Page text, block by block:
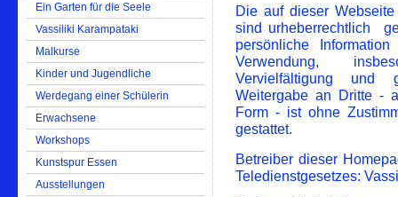
Ein Garten für die Seele
Vassiliki Karampataki
Malkurse
Kinder und Jugendliche
Werdegang einer Schülerin
Erwachsene
Workshops
Kunstspur Essen
Ausstellungen
Die auf dieser
sind urheberrechtlich
persönliche
Verwendung,
Vervielfältigung und
Weitergabe an Dritte -
Form - ist ohne
gestattet.
Betreiber dieser
Teledienstgesetzes: